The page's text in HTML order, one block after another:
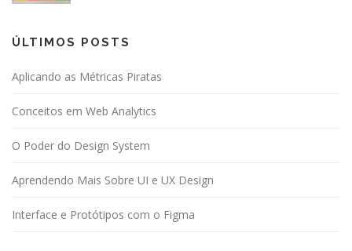
ÚLTIMOS POSTS
Aplicando as Métricas Piratas
Conceitos em Web Analytics
O Poder do Design System
Aprendendo Mais Sobre UI e UX Design
Interface e Protótipos com o Figma